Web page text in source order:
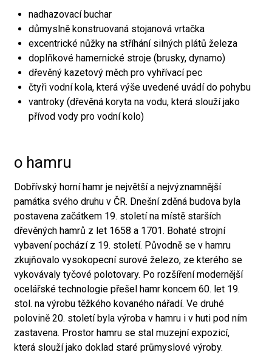
nadhazovací buchar
důmyslně konstruovaná stojanová vrtačka
excentrické nůžky na stříhání silných plátů železa
doplňkové hamernické stroje (brusky, dynamo)
dřevěný kazetový měch pro vyhřívací pec
čtyři vodní kola, která výše uvedené uvádí do pohybu
vantroky (dřevěná koryta na vodu, která slouží jako
přívod vody pro vodní kolo)
o hamru
Dobřívský horní hamr je největší a nejvýznamnější
památka svého druhu v ČR. Dnešní zděná budova byla
postavena začátkem 19. století na místě starších
dřevěných hamrů z let 1658 a 1701. Bohaté strojní
vybavení pochází z 19. století. Původně se v hamru
zkujňovalo vysokopecní surové železo, ze kterého se
vykovávaly tyčové polotovary. Po rozšíření modernější
ocelářské technologie přešel hamr koncem 60. let 19.
stol. na výrobu těžkého kovaného nářadí. Ve druhé
polovině 20. století byla výroba v hamru i v huti pod ním
zastavena. Prostor hamru se stal muzejní expozicí,
která slouží jako doklad staré průmyslové výroby.